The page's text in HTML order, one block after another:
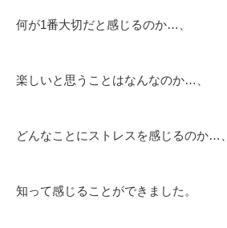
何が1番大切だと感じるのか…、
楽しいと思うことはなんなのか…、
どんなことにストレスを感じるのか…、
知って感じることができました。